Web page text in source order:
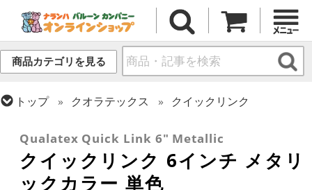
商品カテゴリを見る
トップ クオラテックス
クイックリンク
Qualatex Quick Link 6" Metallic
クイックリンク 6インチ メタリ
ックカラー 単色